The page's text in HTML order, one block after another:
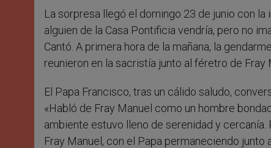
La sorpresa llegó el domingo 23 de junio con
alguien de la Casa Pontificia vendría, pero no
Cantó. A primera hora de la mañana, la
reunieron en la sacristía junto al féretro de Fray
El Papa Francisco, tras un cálido saludo,
«Habló de Fray Manuel como un hombre
ambiente estuvo lleno de serenidad y
Fray Manuel, con el Papa permaneciendo